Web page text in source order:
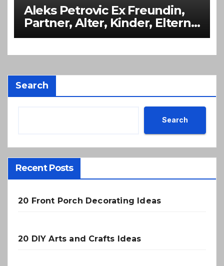
Aleks Petrovic Ex Freundin,
Partner, Alter, Kinder, Eltern,
Größe
Search
Search
Recent Posts
20 Front Porch Decorating Ideas
20 DIY Arts and Crafts Ideas